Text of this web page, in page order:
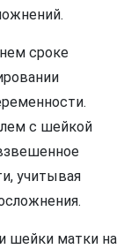
сроке
с шейкой
учитывая
шейки матки на